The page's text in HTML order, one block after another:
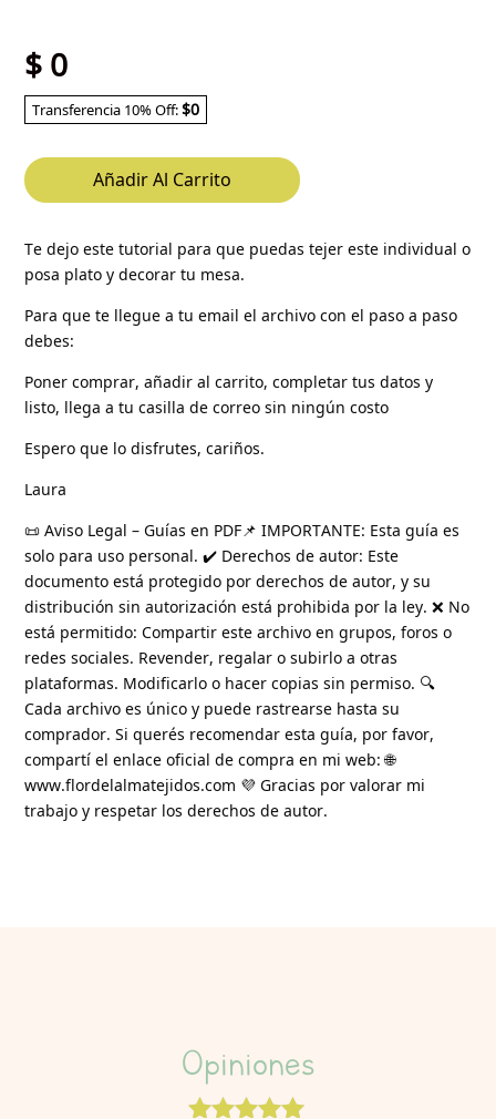
$ 0
Transferencia 10% Off:$0
Añadir Al Carrito
Te dejo este tutorial para que puedas tejer este individual o
posa plato y decorar tu mesa.
Para que te llegue a tu email el archivo con el paso a paso
debes:
Poner comprar, añadir al carrito, completar tus datos y
listo, llega a tu casilla de correo sin ningún costo
Espero que lo disfrutes, cariños.
Laura
📜 Aviso Legal – Guías en PDF📌 IMPORTANTE: Esta guía es
solo para uso personal. ✔️ Derechos de autor: Este
documento está protegido por derechos de autor, y su
distribución sin autorización está prohibida por la ley. ❌ No
está permitido: Compartir este archivo en grupos, foros o
redes sociales. Revender, regalar o subirlo a otras
plataformas. Modificarlo o hacer copias sin permiso. 🔍
Cada archivo es único y puede rastrearse hasta su
comprador. Si querés recomendar esta guía, por favor,
compartí el enlace oficial de compra en mi web: 🌐
www.flordelalmatejidos.com 💜 Gracias por valorar mi
trabajo y respetar los derechos de autor.
Opiniones